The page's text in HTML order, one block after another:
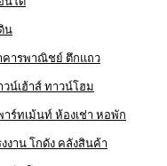
น
คารพาณิชย์ ตึกแถว
วน์เฮ้าส์ ทาวน์โฮม
าร์ทเม้นท์ ห้องเช่า หอพัก
งงาน โกดัง คลังสินค้า